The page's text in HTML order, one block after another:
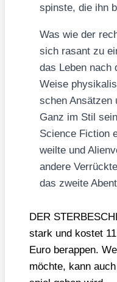
spins­te, die ihn
Was wie der
sich rasant zu
das Leben nach
Wei­se
schen Ansät­zen
Ganz im Stil
Sci­ence Fic­tion
weil­te und
ande­re
das zwei­te
DER
stark und kos­tet
Euro berap­pen.
möch­te, kann auch